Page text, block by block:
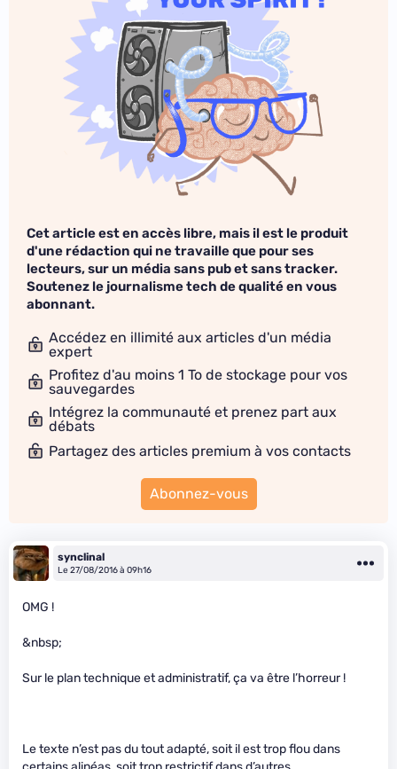
Cet article est en accès libre, mais il est le produit
d'une rédaction qui ne travaille que pour ses
lecteurs, sur un média sans pub et sans tracker.
Soutenez le journalisme tech de qualité en vous
abonnant.
Accédez en illimité aux articles d'un média
expert
Profitez d'au moins 1 To de stockage pour vos
sauvegardes
Intégrez la communauté et prenez part aux
débats
Partagez des articles premium à vos contacts
Abonnez-vous
synclinal
Le 27/08/2016 à 09h16
OMG !
&nbsp;
Sur le plan technique et administratif, ça va être l’horreur !
Le texte n’est pas du tout adapté, soit il est trop flou dans